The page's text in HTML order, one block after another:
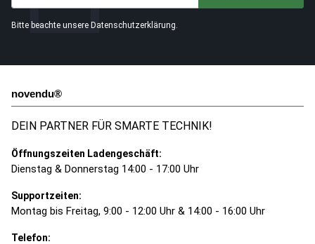
Bitte beachte unsere Datenschutzerklärung
novendu®
DEIN PARTNER FÜR SMARTE TECHNIK!
Öffnungszeiten Ladengeschäft:
Dienstag & Donnerstag 14:00 - 17:00 Uhr
Supportzeiten:
Montag bis Freitag, 9:00 - 12:00 Uhr & 14:00 - 16:00 Uhr
Telefon: